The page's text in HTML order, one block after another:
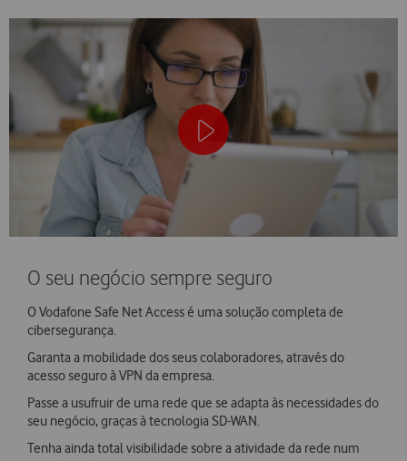
O seu negócio sempre seguro
O Vodafone Safe Net Access é uma solução completa de
cibersegurança.
Garanta a mobilidade dos seus colaboradores, através do
acesso seguro à VPN da empresa.
Passe a usufruir de uma rede que se adapta às necessidades do
seu negócio, graças à tecnologia SD-WAN.
Tenha ainda total visibilidade sobre a atividade da rede num